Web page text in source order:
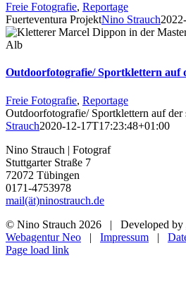
Freie Fotografie, Reportage
Fuerteventura ProjektNino Strauch
Outdoorfotografie/ Sportklettern auf
Freie Fotografie, Reportage
Outdoorfotografie/ Sportklettern auf
Strauch2020-12-17T17:23:48+01:00
Nino Strauch | Fotograf
Stuttgarter Straße 7
72072 Tübingen
0171-4753978
mail(ät)ninostrauch.de
© Nino Strauch 2026 | Developed by
Webagentur Neo | Impressum |
Instagram
Page load link